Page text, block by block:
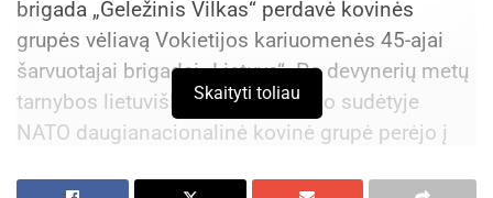
brigada „Geležinis Vilkas“ perdavė kovinės
grupės vėliavą Vokietijos kariuomenės 45-ajai
šarvuotajai brigadai „Lietuva“. Po devynerių metų
tarnybos lietuviško karinio vieneto sudėtyje
NATO daugianacionalinė kovinė grupė perėjo į
Skaityti toliau